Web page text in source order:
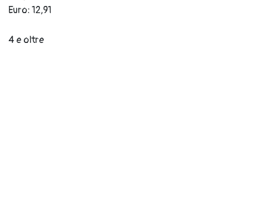
Euro: 12,91
4 e oltre